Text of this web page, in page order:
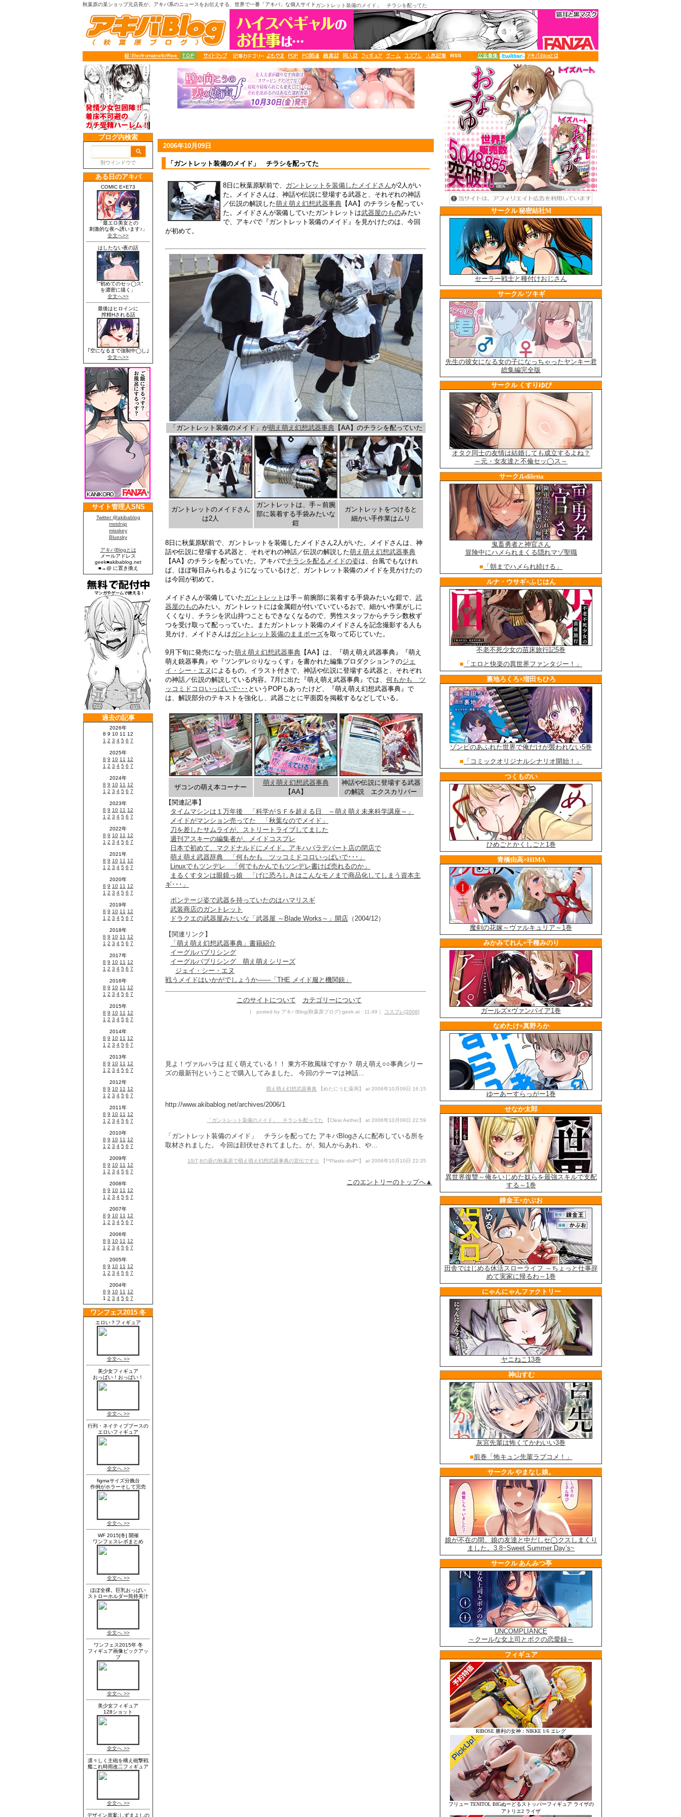
「ガントレット装備のメイド」 チラシを配ってた
秋葉原の某ショップ元店長が、アキバ系のニュースをお伝えする、世界で一番「アキバ」な個人サイト
2006年10月09日
「ガントレット装備のメイド」 チラシを配ってた
8日に秋葉原駅前で、 ガントレットを装備したメイドさんが2人がい
た。メイドさんは、神話や伝説に登場する武器と、それぞれの神話
／伝説の解説した萌え萌え幻想武器事典 【AA】のチラシを配ってい
た。メイドさんが装備していたガントレットは武器屋のものみたい
で、アキバで『ガントレット装備のメイド』を見かけたのは、今回
が初めて。
「ガントレット装備のメイド」が萌え萌え幻想武器事典【AA】のチラシを配っていた
ガントレットのメイドさん
は2人
ガントレットは、手～前腕
部に装着する手袋みたいな
鎧
ガントレットをつけると
細かい手作業はムリ
8日に秋葉原駅前で、ガントレットを装備したメイドさん2人がいた。メイドさんは、神
話や伝説に登場する武器と、それぞれの神話／伝説の解説した萌え萌え幻想武器事典
【AA】のチラシを配っていた。アキバでチラシを配るメイドの姿は、台風でもなけれ
ば、ほぼ毎日みられるようになっているけど、ガントレット装備のメイドを見かけたの
は今回が初めて。
メイドさんが装備していたガントレット は手～前腕部に装着する手袋みたいな鎧で、 武
器屋のものみたい。ガントレットには金属鎧が付いていているおで、細かい作業がしに
くくなり、チラシを沢山持つこともできなくなるので、男性スタッフからチラシ数枚ず
つを受け取って配っっていた。またガントレット装備のメイドさんを記念撮影する人も
見かけ、メイドさんはガントレット装備のままポーズを取って応じていた。
9月下旬に発売になった萌え萌え幻想武器事典 【AA】は、『萌え萌え武器事典』『萌え
萌え銃器事典』や『ツンデレ☆りなっくす』を書かれた編集プロダクション？のジェ
イ・シー・エヌ によるもの。イラスト付きで、神話や伝説に登場する武器と、それぞれ
の神話／伝説の解説している内容。7月に出た『萌え萌え武器事典』では、 何もかも ツ
ッコミドコロいっぱいで･･･ というPOPもあったけど、『萌え萌え幻想武器事典』で
は、解説部分のテキストを強化し、武器ごとに平面図を掲載するなどしている。
ザコンの萌え本コーナー
萌え萌え幻想武器事典
【AA】
神話や伝説に登場する武器
の解説 エクスカリバー
【関連記事】
タイムマシンは１万年後 「科学がＳＦを超える日 ～萌え萌え未来科学講座～」
メイドがマンション売ってた 「秋葉なのでメイド」
刀を差したサムライが、ストリートライブしてました
週刊アスキーの編集者が、メイドコスプレ
日本で初めて、マクドナルドにメイド。アキハバラデパート店の閉店で
萌え萌え武器辞典 「何もかも ツッコミドコロいっぱいで･･･」
Linuxでもツンデレ 「何でもかんでもツンデレ書けば売れるのか」
まるくすタンは眼鏡っ娘 「げに恐ろしきはこんなモノまで商品化してしまう資本主
ギ･･･」
ボンテージ姿で武器を持っていたのはハマリスギ
武装商店のガントレット
ドラクエの武器屋みたいな「武器屋 ～Blade Works～」開店 （2004/12）
【関連リンク】
「萌え萌え幻想武器事典」書籍紹介
イーグルパブリシング
イーグルパブリシング 萌え萌えシリーズ
ジェイ・シー・エヌ
戦うメイドはいかがでしょうか――「THE メイド服と機関銃」
このサイトについて カテゴリーについて
| posted by アキバBlog(秋葉原ブログ) geek at : 11:49｜ コスプレ[2006]
見よ！ヴァルハラは 紅く萌えている！！ 東方不敗風味ですか？ 萌え萌え○○事典シリー
ズの最新刊ということで購入してみました。 今回のテーマは神話...
萌え萌え幻想武器事典 【めたにうむ薬局】 at 2006年10月09日 16:15
http://www.akibablog.net/archives/2006/1
「ガントレット装備のメイド」 チラシを配ってた 【Clear Aether】 at 2006年10月09日 22:59
「ガントレット装備のメイド」 チラシを配ってた アキバBlogさんに配布している所を
取材されました。 今回は顔伏せされてました。が、知人からあれ、や...
10/7,8の昼の秋葉原で萌え萌え幻想武器事典の宣伝です☆ 【**Plastic-doll**】 at 2006年10月10日 22:35
このエントリーのトップへ▲